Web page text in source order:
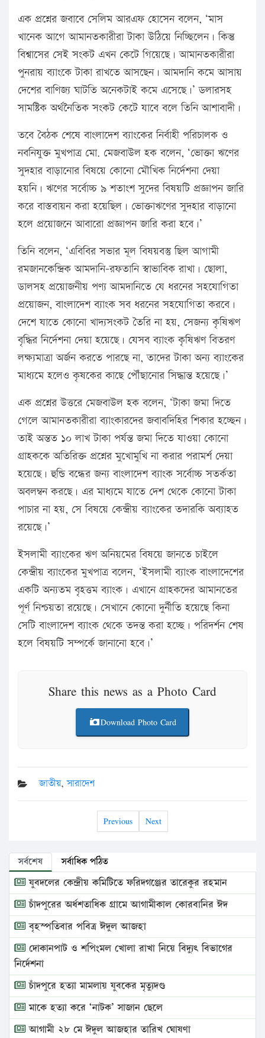
এক প্রশ্নের জবাবে সেলিম আরএফ হোসেন বলেন, ‘মাস
খানেক আগে আমানতকারীরা টাকা উঠিয়ে নিচ্ছিলেন। কিন্তু
বিশ্বাসের সেই সংকট এখন কেটে গিয়েছে। আমানতকারীরা
পুনরায় ব্যাংকে টাকা রাখতে আসছেন। আমদানি কমে আসায়
দেশের বাণিজ্য ঘাটতি অনেকটাই কমে এসেছে।’ ডলারসহ
সামষ্টিক অর্থনৈতিক সংকট কেটে যাবে বলে তিনি আশাবাদী।
তবে বৈঠক শেষে বাংলাদেশ ব্যাংকের নির্বাহী পরিচালক ও
নবনিযুক্ত মুখপাত্র মো. মেজবাউল হক বলেন, ‘ভোক্তা ঋণের
সুদহার বাড়ানোর বিষয়ে কোনো মৌখিক নির্দেশনা দেয়া
হয়নি। ঋণের সর্বোচ্চ ৯ শতাংশ সুদের বিষয়টি প্রজ্ঞাপন জারি
করে বাস্তবায়ন করা হয়েছিল। ভোক্তাঋণের সুদহার বাড়ানো
হলে প্রয়োজনে আবারো প্রজ্ঞাপন জারি করা হবে।’
তিনি বলেন, ‘এবিবির সভার মূল বিষয়বস্তু ছিল আগামী
রমজানকেন্দ্রিক আমদানি-রফতানি স্বাভাবিক রাখা। ছোলা,
ডালসহ প্রয়োজনীয় পণ্য আমদানিতে যে ধরনের সহযোগিতা
প্রয়োজন, বাংলাদেশ ব্যাংক সব ধরনের সহযোগিতা করবে।
দেশে যাতে কোনো খাদ্যসংকট তৈরি না হয়, সেজন্য কৃষিঋণ
বৃদ্ধির নির্দেশনা দেয়া হয়েছে। যেসব ব্যাংক কৃষিঋণ বিতরণ
লক্ষ্যমাত্রা অর্জন করতে পারছে না, তাদের টাকা অন্য ব্যাংকের
মাধ্যমে হলেও কৃষকের কাছে পৌঁছানোর সিদ্ধান্ত হয়েছে।’
এক প্রশ্নের উত্তরে মেজবাউল হক বলেন, ‘টাকা জমা দিতে
গেলে আমানতকারীরা ব্যাংকারদের জবাবদিহির শিকার হচ্ছেন।
তাই অন্তত ১০ লাখ টাকা পর্যন্ত জমা দিতে যাওয়া কোনো
গ্রাহককে অতিরিক্ত প্রশ্নের মুখোমুখি না করার পরামর্শ দেয়া
হয়েছে। হুন্ডি বন্ধের জন্য বাংলাদেশ ব্যাংক সর্বোচ্চ সতর্কতা
অবলম্বন করছে। এর মাধ্যমে যাতে দেশ থেকে কোনো টাকা
পাচার না হয়, সে বিষয়ে কেন্দ্রীয় ব্যাংকের তদারকি অব্যাহত
রয়েছে।’
ইসলামী ব্যাংকের ঋণ অনিয়মের বিষয়ে জানতে চাইলে
কেন্দ্রীয় ব্যাংকের মুখপাত্র বলেন, ‘ইসলামী ব্যাংক বাংলাদেশের
একটি অন্যতম বৃহত্তম ব্যাংক। এখানে গ্রাহকদের আমানতের
পূর্ণ নিশ্চয়তা রয়েছে। সেখানে কোনো দুর্নীতি হয়েছে কিনা
সেটি বাংলাদেশ ব্যাংক থেকে তদন্ত করা হচ্ছে। পরিদর্শন শেষ
হলে বিষয়টি সম্পর্কে জানানো হবে।’
Share this news as a Photo Card
Download Photo Card
জাতীয়,সারাদেশ
Previous Next
সর্বশেষ সর্বাধিক পঠিত
যুবদলের কেন্দ্রীয় কমিটিতে ফরিদগঞ্জের তারেকুর রহমান
চাঁদপুরের অর্ধশতাধিক গ্রামে আগামীকাল কোরবানির ঈদ
বৃহস্পতিবার পবিত্র ঈদুল আজহা
দোকানপাট ও শপিংমল খোলা রাখা নিয়ে বিদ্যুৎ বিভাগের
নির্দেশনা
চাঁদপুরে হত্যা মামলায় যুবকের মৃত্যুদণ্ড
মাকে হত্যা করে ‘নাটক’ সাজান ছেলে
আগামী ২৮ মে ঈদুল আজহার তারিখ ঘোষণা